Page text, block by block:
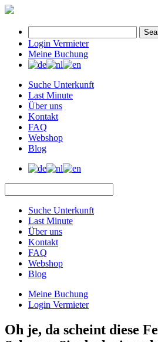
Login Vermieter
Meine Buchung
Suche Unterkunft
Last Minute
Über uns
Kontakt
FAQ
Webshop
Blog
Suche Unterkunft
Last Minute
Über uns
Kontakt
FAQ
Webshop
Blog
Meine Buchung
Login Vermieter
Oh je, da scheint diese